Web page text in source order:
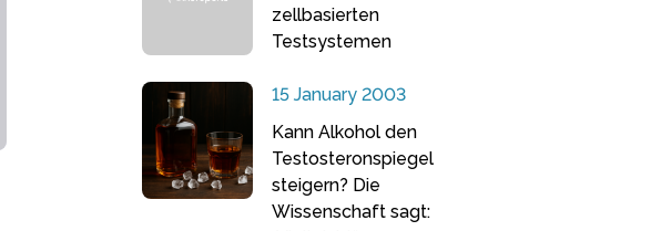
zellbasierten
Testsystemen
15 January 2003
Kann Alkohol den
Testosteronspiegel
steigern? Die
Wissenschaft sagt: